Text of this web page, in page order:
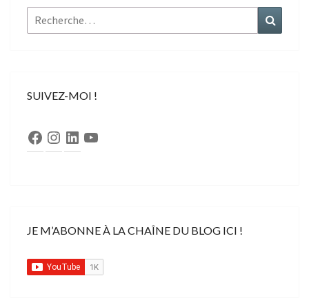
Rechercher :
SUIVEZ-MOI !
Facebook
Instagram
LinkedInYouTube
JE M’ABONNE À LA CHAÎNE DU BLOG ICI !